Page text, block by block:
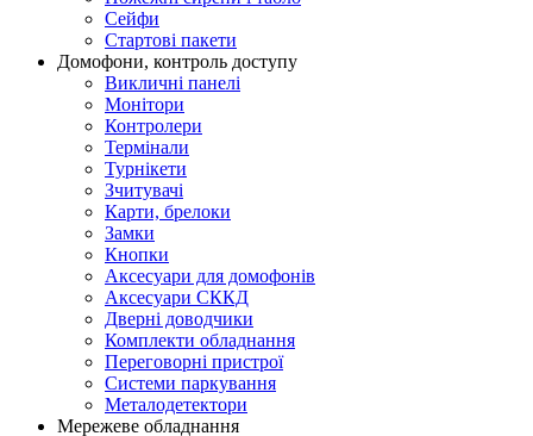
Сейфи
Стартові пакети
Домофони, контроль доступу
Викличні панелі
Монітори
Контролери
Термінали
Турнікети
Зчитувачі
Карти, брелоки
Замки
Кнопки
Аксесуари для домофонів
Аксесуари СККД
Дверні доводчики
Комплекти обладнання
Переговорні пристрої
Системи паркування
Металодетектори
Мережеве обладнання